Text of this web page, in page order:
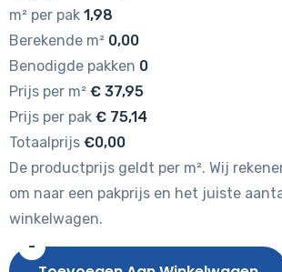
m² per pak 1,98
Berekende m² 0,00
Benodigde pakken 0
Prijs per m² € 37,95
Prijs per pak € 75,14
Totaalprijs €0,00
De productprijs geldt per m². Wij
om naar een pakprijs en het juiste
winkelwagen.
-
Gelasta